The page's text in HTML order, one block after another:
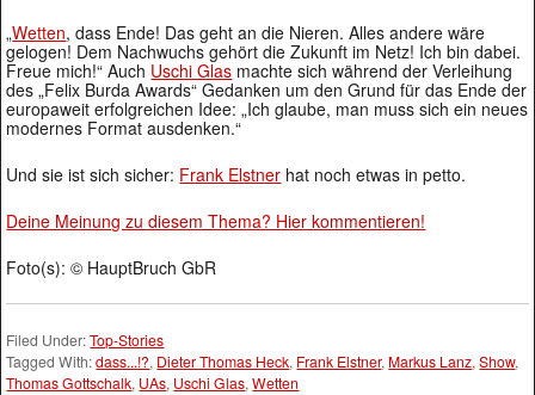
„Wetten, dass Ende! Das geht an die Nieren. Alles andere wäre
gelogen! Dem Nachwuchs gehört die Zukunft im Netz! Ich bin dabei.
Freue mich!“ Auch Uschi Glas machte sich während der Verleihung
des „Felix Burda Awards“ Gedanken um den Grund für das Ende der
europaweit erfolgreichen Idee: „Ich glaube, man muss sich ein neues
modernes Format ausdenken.“
Und sie ist sich sicher: Frank Elstner hat noch etwas in petto.
Deine Meinung zu diesem Thema? Hier kommentieren!
Foto(s): © HauptBruch GbR
Filed Under:Top-Stories
Tagged With:dass...!?, Dieter Thomas Heck, Frank Elstner, Markus Lanz,Show,
Thomas Gottschalk, UAs, Uschi Glas,Wetten